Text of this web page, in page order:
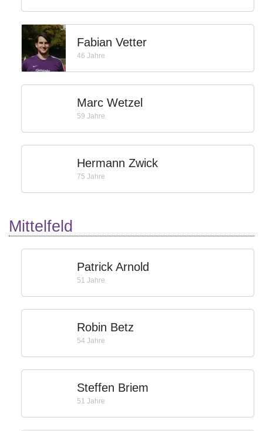
Fabian Vetter
46 Jahre
Marc Wetzel
59 Jahre
Hermann Zwick
75 Jahre
Mittelfeld
Patrick Arnold
51 Jahre
Robin Betz
54 Jahre
Steffen Briem
51 Jahre